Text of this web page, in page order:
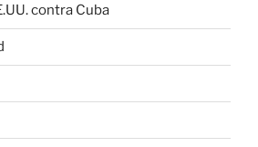
contra Cuba